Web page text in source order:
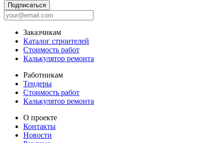
Подписаться
Заказчикам
Каталог строителей
Стоимость работ
Калькулятор ремонта
Работникам
Тендеры
Стоимость работ
Калькулятор ремонта
О проекте
Контакты
Новости